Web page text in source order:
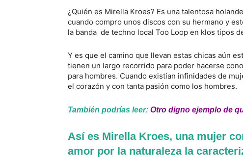
¿Quién es Mirella Kroes? Es una talentosa
cuando compro unos discos con su hermano y
la banda de techno local Too Loop en klos tipos
Y es que el camino que llevan estas chicas aún
tienen un largo recorrido para poder hacerse
para hombres. Cuando existían infinidades de
el corazón y con tanta pasión como los hombres.
También podrías leer: Otro digno ejemplo de
Así es Mirella Kroes, una mujer
amor por la naturaleza la